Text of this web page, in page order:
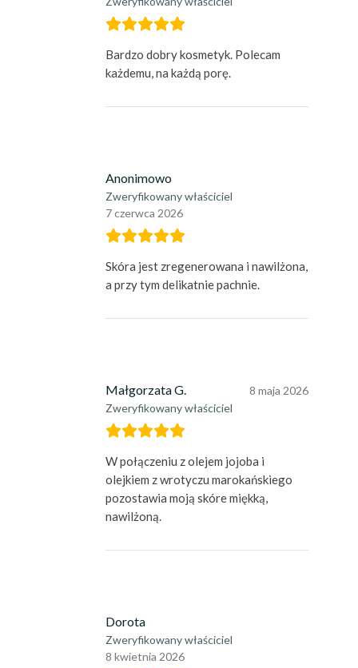
Bardzo dobry kosmetyk. Polecam
każdemu, na każdą porę.
Anonimowo
Zweryfikowany właściciel
7 czerwca 2026
Skóra jest zregenerowana i nawilżona,
a przy tym delikatnie pachnie.
Małgorzata G.
Zweryfikowany właściciel
8 maja 2026
W połączeniu z olejem jojoba i
olejkiem z wrotyczu marokańskiego
pozostawia moją skóre miękką,
nawilżoną.
Dorota
Zweryfikowany właściciel
8 kwietnia 2026